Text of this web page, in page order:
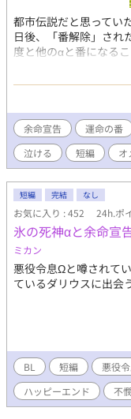
都市伝説だと思ってい
日後、「番解除」され
度と他のαと番になる
いた僕にとっては都合
とうございます。＊＊
余命宣告 運命の番
泣ける
短編 オ
短編 完結 なし
お気に入り : 452 24h.ポ
氷の死神αと余命宣
ミカン
悪役令息Ωと噂されて
ているダリウスに出会
BL 短編 悪役
ハッピーエンド
不